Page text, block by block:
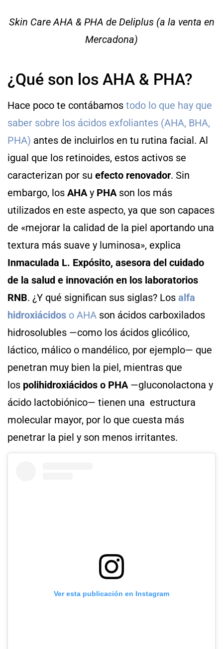
Skin Care AHA & PHA de Deliplus (a la venta en
Mercadona)
¿Qué son los AHA & PHA?
Hace poco te contábamos todo lo que hay que
saber sobre los ácidos exfoliantes (AHA, BHA,
PHA) antes de incluirlos en tu rutina facial. Al
igual que los retinoides, estos activos se
caracterizan por su efecto renovador. Sin
embargo, los AHAy PHAson los más
utilizados en este aspecto, ya que son capaces
de «mejorar la calidad de la piel aportando una
textura más suave y luminosa», explica
Inmaculada L. Expósito, asesora del cuidado
de la salud e innovación en los laboratorios
RNB. ¿Y qué significan sus siglas? Los alfa
hidroxiácidos o AHA son ácidos carboxilados
hidrosolubles —como los ácidos glicólico,
láctico, málico o mandélico, por ejemplo— que
penetran muy bien la piel, mientras que
los polihidroxiácidos o PHA—gluconolactona y
ácido lactobiónico— tienen una estructura
molecular mayor, por lo que cuesta más
penetrar la piel y son menos irritantes.
Ver esta publicación en Instagram